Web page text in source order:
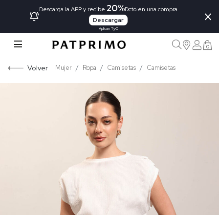
Descarga la APP y recibe 20%Dcto en una compra
Descargar
Aplican TyC
×
0
Volver Mujer Ropa Camisetas Camisetas